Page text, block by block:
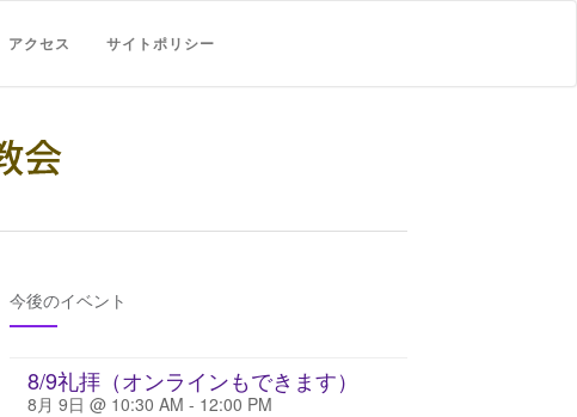
アクセス サイトポリシー
今後のイベント
8/9礼拝（オンラインもできます）
8月 9日 @ 10:30 AM - 12:00 PM